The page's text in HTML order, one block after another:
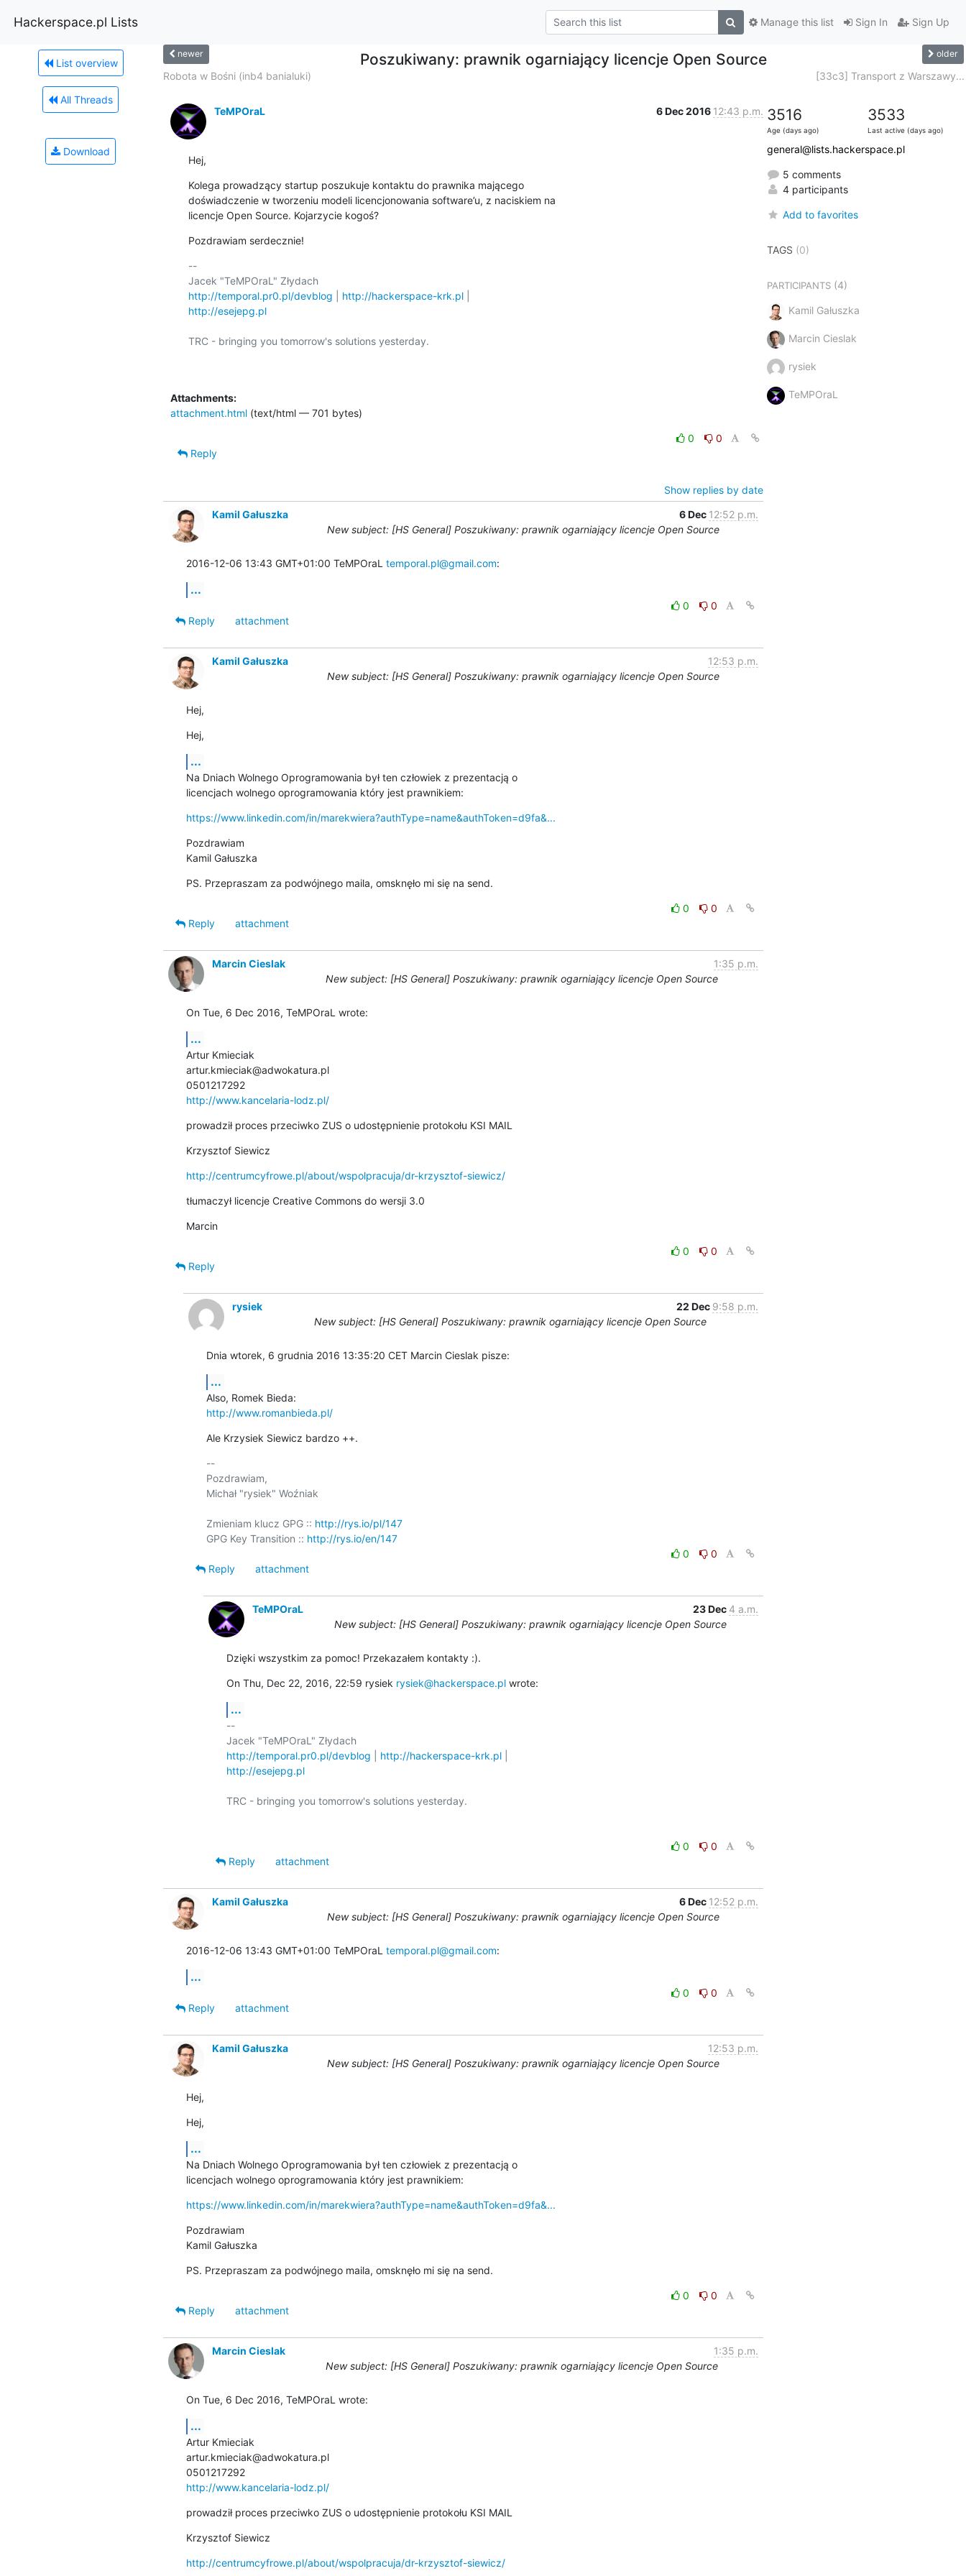
Hackerspace.pl Lists Sign In Sign Up
Manage this list
List overview
All Threads
Download
newer Poszukiwany: prawnik ogarniający licencje Open Source older
Robota w Bośni (inb4 banialuki) [33c3] Transport z Warszawy...
TeMPOraL 6 Dec 2016 12:43 p.m.
Hej,
Kolega prowadzący startup poszukuje kontaktu do prawnika mającego
doświadczenie w tworzeniu modeli licencjonowania software’u, z naciskiem na
licencje Open Source. Kojarzycie kogoś?
Pozdrawiam serdecznie!
--
Jacek "TeMPOraL" Złydach
http://temporal.pr0.pl/devblog
http://hackerspace-krk.pl
http://esejepg.pl
TRC - bringing you tomorrow's solutions yesterday.
Attachments:
attachment.html(text/html — 701 bytes)
0
0
Reply
Show replies by date
Kamil Gałuszka
6 Dec 12:52 p.m.
New subject: [HS General] Poszukiwany: prawnik ogarniający licencje Open Source
2016-12-06 13:43 GMT+01:00 TeMPOraL temporal.pl@gmail.com:
...
0
0
Reply
attachment
Kamil Gałuszka
12:53 p.m.
New subject: [HS General] Poszukiwany: prawnik ogarniający licencje Open Source
Hej,
Hej,
...
Na Dniach Wolnego Oprogramowania był ten człowiek z prezentacją o
licencjach wolnego oprogramowania który jest prawnikiem:
https://www.linkedin.com/in/marekwiera?authType=name&authToken=d9fa&...
Pozdrawiam
Kamil Gałuszka
PS. Przepraszam za podwójnego maila, omsknęło mi się na send.
0
0
Reply
attachment
Marcin Cieslak
1:35 p.m.
New subject: [HS General] Poszukiwany: prawnik ogarniający licencje Open Source
On Tue, 6 Dec 2016, TeMPOraL wrote:
...
Artur Kmieciak
artur.kmieciak@adwokatura.pl
0501217292
http://www.kancelaria-lodz.pl/
prowadził proces przeciwko ZUS o udostępnienie protokołu KSI MAIL
Krzysztof Siewicz
http://centrumcyfrowe.pl/about/wspolpracuja/dr-krzysztof-siewicz/
tłumaczył licencje Creative Commons do wersji 3.0
Marcin
0
0
Reply
rysiek 22 Dec 9:58 p.m.
New subject: [HS General] Poszukiwany: prawnik ogarniający licencje Open Source
Dnia wtorek, 6 grudnia 2016 13:35:20 CET Marcin Cieslak pisze:
...
http://www.romanbieda.pl/
Ale Krzysiek Siewicz bardzo ++.
--
Pozdrawiam,
Michał "rysiek" Woźniak
Zmieniam klucz GPG :: http://rys.io/pl/147
GPG Key Transition :: http://rys.io/en/147
0
0
Reply
attachment
TeMPOraL 23 Dec 4 a.m.
New subject: [HS General] Poszukiwany: prawnik ogarniający licencje Open Source
Dzięki wszystkim za pomoc! Przekazałem kontakty :).
On Thu, Dec 22, 2016, 22:59 rysiek rysiek@hackerspace.pl wrote:
...
--
Jacek "TeMPOraL" Złydach
http://temporal.pr0.pl/devblog
http://hackerspace-krk.pl
http://esejepg.pl
TRC - bringing you tomorrow's solutions yesterday.
0
0
Reply
attachment
Kamil Gałuszka 6 Dec 12:52 p.m.
New subject: [HS General] Poszukiwany: prawnik ogarniający licencje Open Source
2016-12-06 13:43 GMT+01:00 TeMPOraL temporal.pl@gmail.com:
...
0
0
Reply
attachment
Kamil Gałuszka
12:53 p.m.
New subject: [HS General] Poszukiwany: prawnik ogarniający licencje Open Source
Hej,
Hej,
...
Na Dniach Wolnego Oprogramowania był ten człowiek z prezentacją o
licencjach wolnego oprogramowania który jest prawnikiem:
https://www.linkedin.com/in/marekwiera?authType=name&authToken=d9fa&...
Pozdrawiam
Kamil Gałuszka
PS. Przepraszam za podwójnego maila, omsknęło mi się na send.
0
0
Reply
attachment
Marcin Cieslak
1:35 p.m.
New subject: [HS General] Poszukiwany: prawnik ogarniający licencje Open Source
On Tue, 6 Dec 2016, TeMPOraL wrote:
...
Artur Kmieciak
artur.kmieciak@adwokatura.pl
0501217292
http://www.kancelaria-lodz.pl/
prowadził proces przeciwko ZUS o udostępnienie protokołu KSI MAIL
Krzysztof Siewicz
http://centrumcyfrowe.pl/about/wspolpracuja/dr-krzysztof-siewicz/
3516
Age (days ago)
3533
Last active (days ago)
general@lists.hackerspace.pl
5 comments
4 participants
Add to favorites
TAGS (0)
PARTICIPANTS(4)
Kamil Gałuszka
Marcin Cieslak
rysiek
TeMPOraL